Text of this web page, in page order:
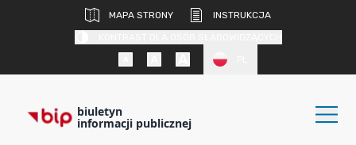
MAPA STRONY
INSTRUKCJA
biuletyn
informacji publicznej